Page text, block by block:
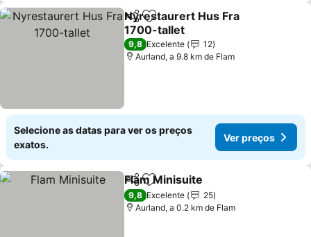
PartilharAdicionar aos favoritos
Nyrestaurert Hus Fra
1700-tallet
9,8 Excelente
12
Aurland, a 9.8 km de Flam
Selecione as datas para ver os preços
exatos.
Ver preços
PartilharAdicionar aos favoritos
Flam Minisuite
9,8 Excelente
25
Aurland, a 0.2 km de Flam